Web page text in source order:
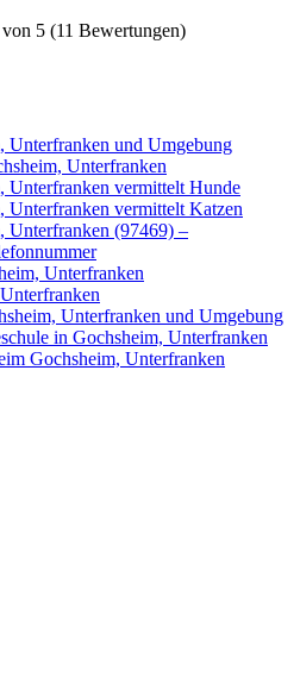
5 (11 Bewertungen)
Unterfranken und Umgebung
Unterfranken
Unterfranken vermittelt Hunde
Unterfranken vermittelt Katzen
Unterfranken (97469) –
Unterfranken
Unterfranken und Umgebung
in Gochsheim, Unterfranken
Gochsheim, Unterfranken